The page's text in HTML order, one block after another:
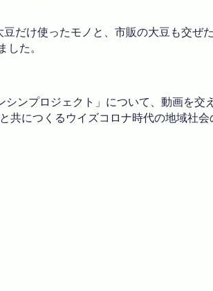
だけ使ったモノと、市販の大豆も交ぜ
た。
ンプロジェクト」について、動画を
につくるウイズコロナ時代の地域社会